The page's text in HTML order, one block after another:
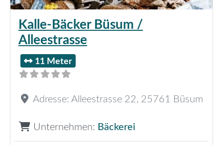
Kalle-Bäcker Büsum /
Alleestrasse
11 Meter
Adresse: Alleestrasse 22, 25761 Büsum
Unternehmen: Bäckerei